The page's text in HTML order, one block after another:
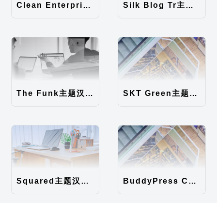
Clean Enterprise主题汉化包 Silk Blog Tr主题汉化包
The Funk主题汉化包 SKT Green主题汉化包
Squared主题汉化包 BuddyPress Colours主题汉化包